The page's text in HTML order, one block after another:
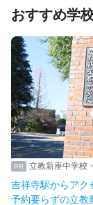
おすすめ学
立教新座中学校
吉祥寺駅からアク
予約要らずの立教